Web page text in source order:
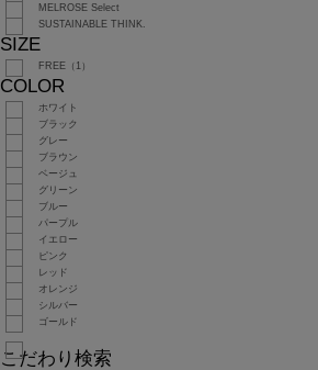
MELROSE Select
SUSTAINABLE THINK.
SIZE
FREE（1）
COLOR
ホワイト
ブラック
グレー
ブラウン
ベージュ
グリーン
ブルー
パープル
イエロー
ピンク
レッド
オレンジ
シルバー
ゴールド
こだわり検索